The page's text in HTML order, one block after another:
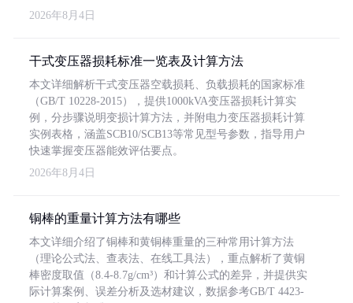
2026年8月4日
干式变压器损耗标准一览表及计算方法
本文详细解析干式变压器空载损耗、负载损耗的国家标准
（GB/T 10228-2015），提供1000kVA变压器损耗计算实
例，分步骤说明变损计算方法，并附电力变压器损耗计算
实例表格，涵盖SCB10/SCB13等常见型号参数，指导用户
快速掌握变压器能效评估要点。
2026年8月4日
铜棒的重量计算方法有哪些
本文详细介绍了铜棒和黄铜棒重量的三种常用计算方法
（理论公式法、查表法、在线工具法），重点解析了黄铜
棒密度取值（8.4-8.7g/cm³）和计算公式的差异，并提供实
际计算案例、误差分析及选材建议，数据参考GB/T 4423-